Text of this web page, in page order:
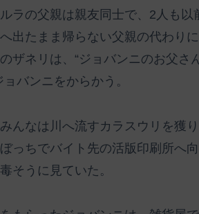
ラの父親は親友同士で、2人も
出たまま帰らない父親の代わり
ザネリは、“ジョバンニのお父さ
バンニをからかう。
んなは川へ流すカラスウリを獲
っちでバイト先の活版印刷所へ
そうに見ていた。